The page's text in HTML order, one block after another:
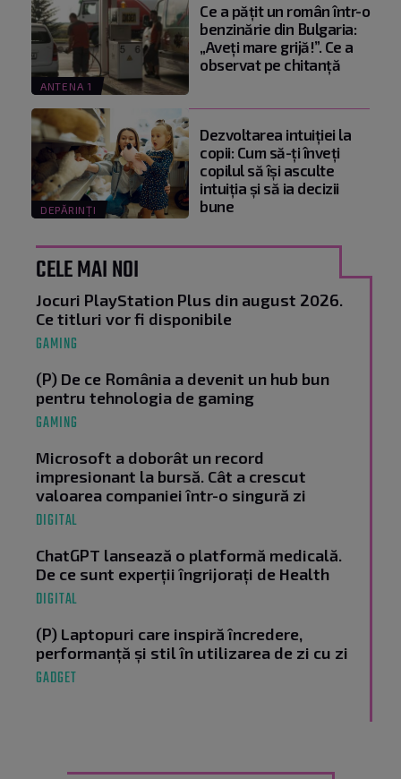
ANTENA 1
Ce a pățit un român într-o
benzinărie din Bulgaria:
„Aveți mare grijă!”. Ce a
observat pe chitanță
DEPĂRINȚI
Dezvoltarea intuiției la
copii: Cum să-ți înveți
copilul să își asculte
intuiția și să ia decizii
bune
CELE MAI NOI
Jocuri PlayStation Plus din august 2026.
Ce titluri vor fi disponibile
GAMING
(P) De ce România a devenit un hub bun
pentru tehnologia de gaming
GAMING
Microsoft a doborât un record
impresionant la bursă. Cât a crescut
valoarea companiei într-o singură zi
DIGITAL
ChatGPT lansează o platformă medicală.
De ce sunt experții îngrijorați de Health
DIGITAL
(P) Laptopuri care inspiră încredere,
performanță și stil în utilizarea de zi cu zi
GADGET